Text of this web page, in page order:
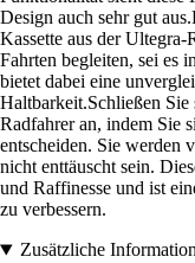
Design auch sehr gut
Kassette aus der
Fahrten begleiten, sei es
bietet dabei eine
Haltbarkeit.Schließen Sie
Radfahrer an, indem Sie
entscheiden. Sie werden
nicht enttäuscht sein.
und Raffinesse und ist
zu verbessern.
Zusätzliche